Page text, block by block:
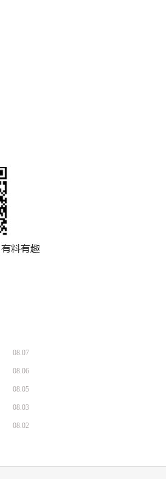
08.07
08.06
08.05
08.03
08.02